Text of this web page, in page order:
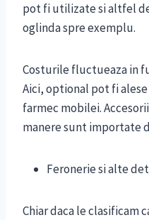
pot fi utilizate si altfel
oglinda spre exemplu.
Costurile fluctueaza in
Aici, optional pot fi
farmec mobilei.
manere sunt importate
Feronerie si alte
Chiar daca le clasificam